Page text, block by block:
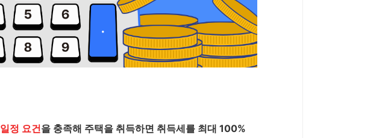
일정 요건을 충족해 주택을 취득하면 취득세를 최대 100%